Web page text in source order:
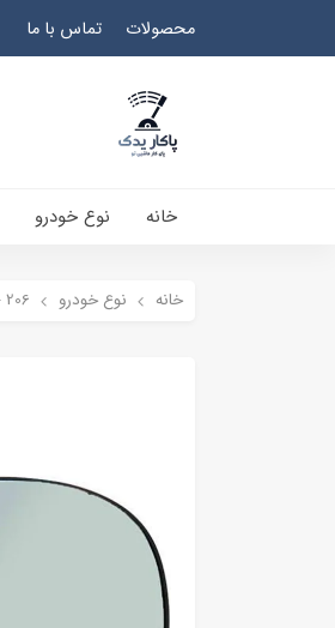
محصولات تماس با ما
خانه نوع خودرو
خانه نوع خودرو 206 - 207